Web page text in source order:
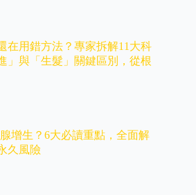
在用錯方法？專家拆解11大科
」與「生髮」關鍵區別，從根
增生？6大必讀重點，全面解
久風險